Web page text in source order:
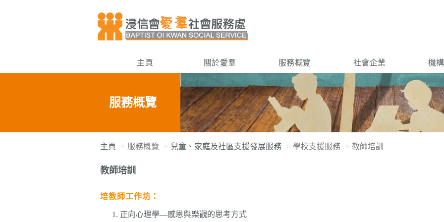
主頁 關於愛羣 服務概覽 社會企業 機
服務概覽
主頁 服務概覽 兒童、家庭及社區支援發展服務 學校支援服務 教師培訓
教師培訓
培教師工作坊：
正向心理學—感恩與樂觀的思考方式